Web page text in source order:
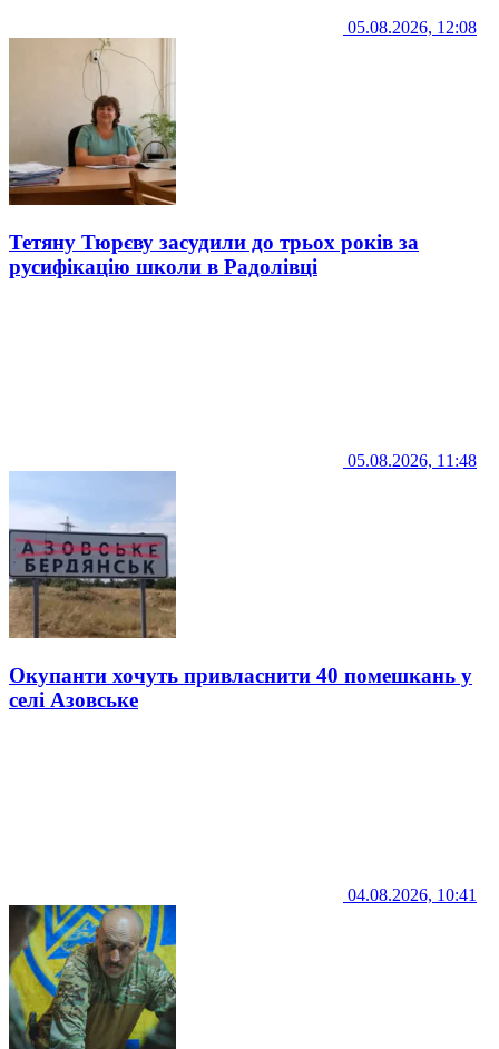
05.08.2026, 12:08
Тетяну Тюрєву засудили до трьох років за
русифікацію школи в Радолівці
05.08.2026, 11:48
Окупанти хочуть привласнити 40 помешкань у
селі Азовське
04.08.2026, 10:41